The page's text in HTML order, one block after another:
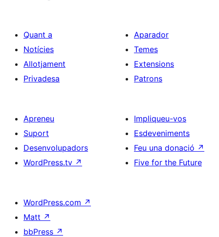
Quant a
Notícies
Allotjament
Privadesa
Aparador
Temes
Extensions
Patrons
Apreneu
Suport
Desenvolupadors
WordPress.tv ↗
Impliqueu-vos
Esdeveniments
Feu una donació ↗
Five for the Future
WordPress.com ↗
Matt ↗
bbPress ↗